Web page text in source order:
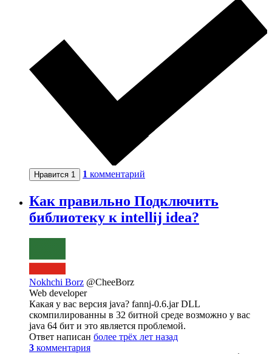
Нравится 1 1 комментарий
Как правильно Подключить
библиотеку к intellij idea?
Nokhchi Borz @CheeBorz
Web developer
Какая у вас версия java? fannj-0.6.jar DLL
скомпилированны в 32 битной среде возможно у вас
java 64 бит и это является проблемой.
Ответ написан более трёх лет назад
3 комментария